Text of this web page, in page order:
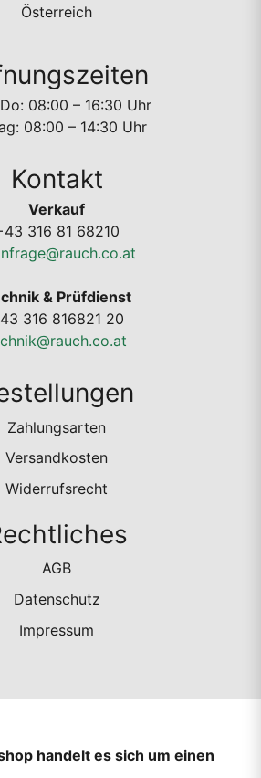
Österreich
08:00 – 16:30 Uhr
08:00 – 14:30 Uhr
Kontakt
Verkauf
316 81 68210
& Prüfdienst
316 816821 20
Zahlungsarten
Versandkosten
Widerrufsrecht
AGB
Datenschutz
Impressum
handelt es sich um einen